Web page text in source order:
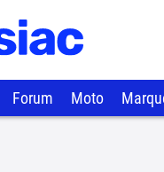
Forum Moto